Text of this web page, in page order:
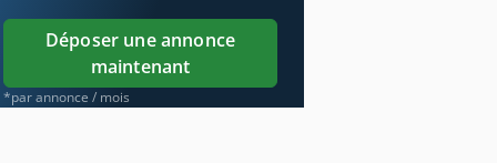
Déposer une annonce
maintenant
*par annonce / mois